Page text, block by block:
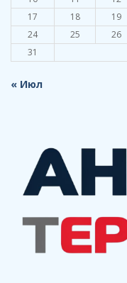
17
18 19
24
25 26
31
« Июл